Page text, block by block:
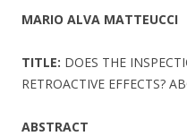
MARIO ALVA MATTEUCCI
TITLE: DOES THE
RETROACTIVE EFFECTS?
ABSTRACT